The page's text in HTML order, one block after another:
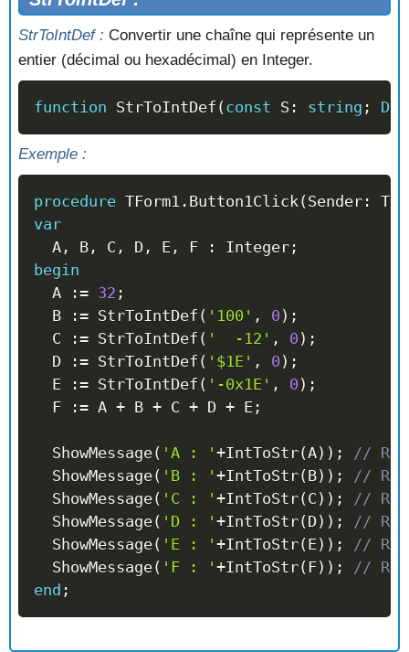
StrToIntDef : Convertir une chaîne qui représente un
entier (décimal ou hexadécimal) en Integer.
function StrToIntDef (const S : string ;
Exemple :
procedure TForm1 . Button1Click (Sender :
var
  A
, B , C , D , E , F : Integer ;
begin
  A
:= 32 ;
  B
:= StrToIntDef ( '100' , 0 ) ;
  C
:= StrToIntDef ( '  -12' , 0 ) ;
  D
:= StrToIntDef ( '$1E' , 0 ) ;
  E
:= StrToIntDef ( '-0x1E' , 0 ) ;
  F
:= A + B + C + D + E ;
  ShowMessage
( 'A : ' +IntToStr(A) ) ;
//
  ShowMessage
( 'B : ' +IntToStr(B) ) ;
//
  ShowMessage
( 'C : ' +IntToStr(C ) ) ;
//
  ShowMessage
( 'D : ' +IntToStr(D) ) ;
//
  ShowMessage
( 'E : ' +IntToStr(E ) ) ;
//
  ShowMessage
( 'F : ' +IntToStr( F) ) ;
//
end ;